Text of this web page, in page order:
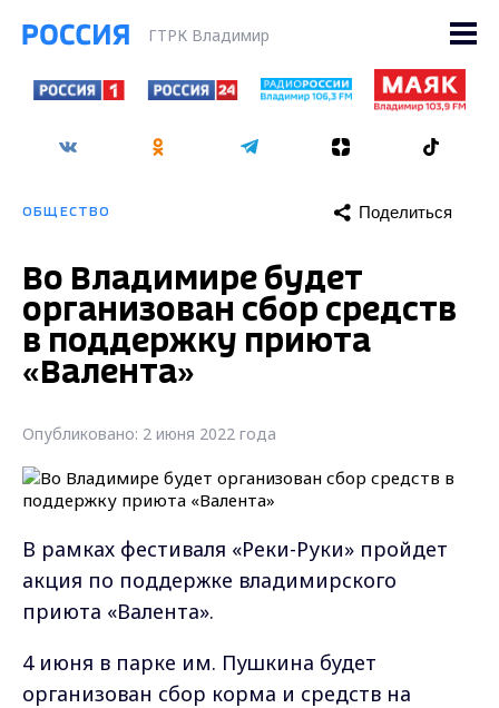
ГТРК Владимир
ОБЩЕСТВО Поделиться
Во Владимире будет
организован сбор средств
в поддержку приюта
«Валента»
Опубликовано: 2 июня 2022 года
В рамках фестиваля «Реки-Руки» пройдет
акция по поддержке владимирского
приюта «Валента».
4 июня в парке им. Пушкина будет
организован сбор корма и средств на